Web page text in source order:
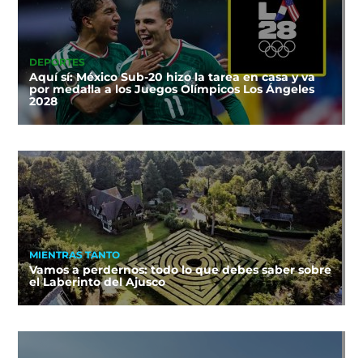
DEPORTES
Aquí sí: México Sub-20 hizo la tarea en casa y va
por medalla a los Juegos Olímpicos Los Ángeles
2028
MIENTRAS TANTO
Vamos a perdernos: todo lo que debes saber sobre
el Laberinto del Ajusco